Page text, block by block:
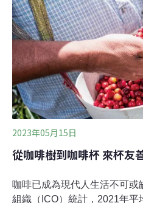
加入宣言會場的角落，穿著
場行動劇，他們用充氣的地
這場劇想表達的不僅是救地
命受到威脅的人。「這是正
大亞伯達省（Alberta）的急
Vipond）說，加拿大今年遇
家園，一名兒童患者因吸入野
2023年05月15日
從咖啡樹到咖啡杯 來杯友
咖啡已成為現代人生活不可
組織（ICO）統計，2021年